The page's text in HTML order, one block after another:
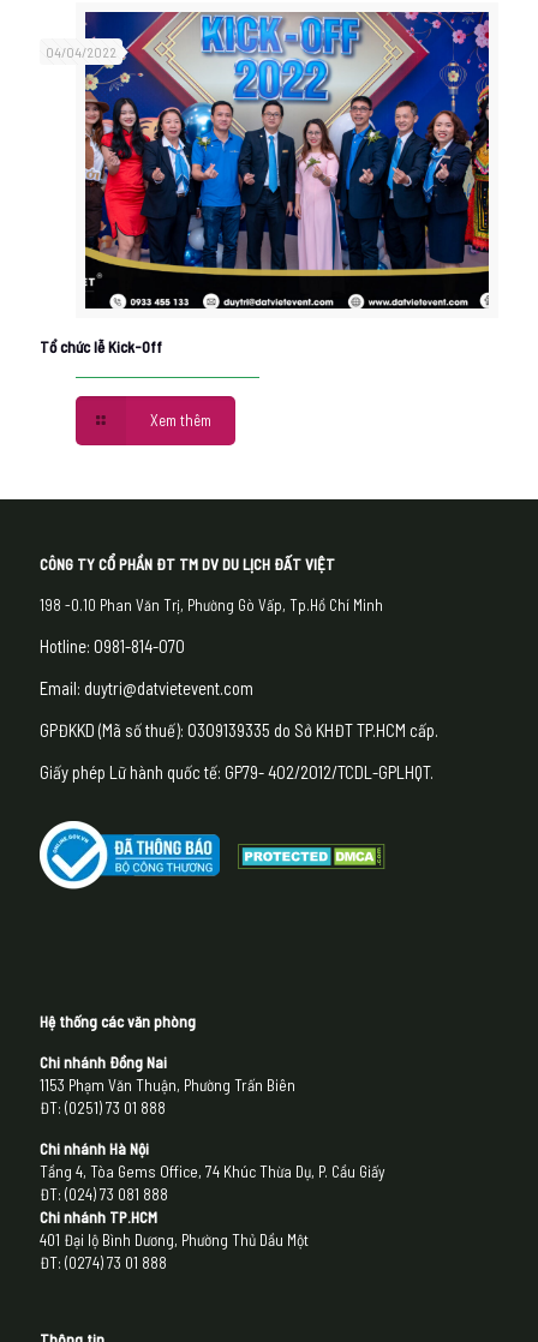
04/04/2022
Tổ chức lễ Kick-Off
Xem thêm
CÔNG TY CỔ PHẦN ĐT TM DV DU LỊCH ĐẤT VIỆT
198 -0.10 Phan Văn Trị, Phường Gò Vấp, Tp.Hồ Chí Minh
Hotline: 0981-814-070
Email: duytri@datvietevent.com
GPĐKKD (Mã số thuế): 0309139335 do Sở KHĐT TP.HCM cấp.
Giấy phép Lữ hành quốc tế: GP79- 402/2012/TCDL-GPLHQT.
Hệ thống các văn phòng
Chi nhánh Đồng Nai
1153 Phạm Văn Thuận, Phường Trấn Biên
ĐT: (0251) 73 01 888
Chi nhánh Hà Nội
Tầng 4, Tòa Gems Office, 74 Khúc Thừa Dụ, P. Cầu Giấy
ĐT: (024) 73 081 888
Chi nhánh TP.HCM
401 Đại lộ Bình Dương, Phường Thủ Dầu Một
ĐT: (0274) 73 01 888